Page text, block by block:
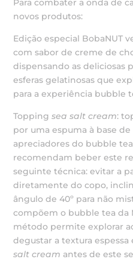
Para combater a onda de
novos produtos:
Edição especial BobaNUT
com sabor de creme de
dispensando as deliciosas
esferas gelatinosas que
para a experiência bubble
Toppingsea salt cream:
por uma espuma à base
apreciadores do bubble
recomendam beber este
seguinte técnica: evitar a
diretamente do copo,
ângulo de 40º para não
compõem o bubble tea da
método permite explorar
degustar a textura espessa
salt cream antes de este